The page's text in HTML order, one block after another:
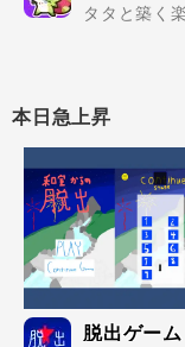
タタと築く
本日急上昇
脱出ゲー